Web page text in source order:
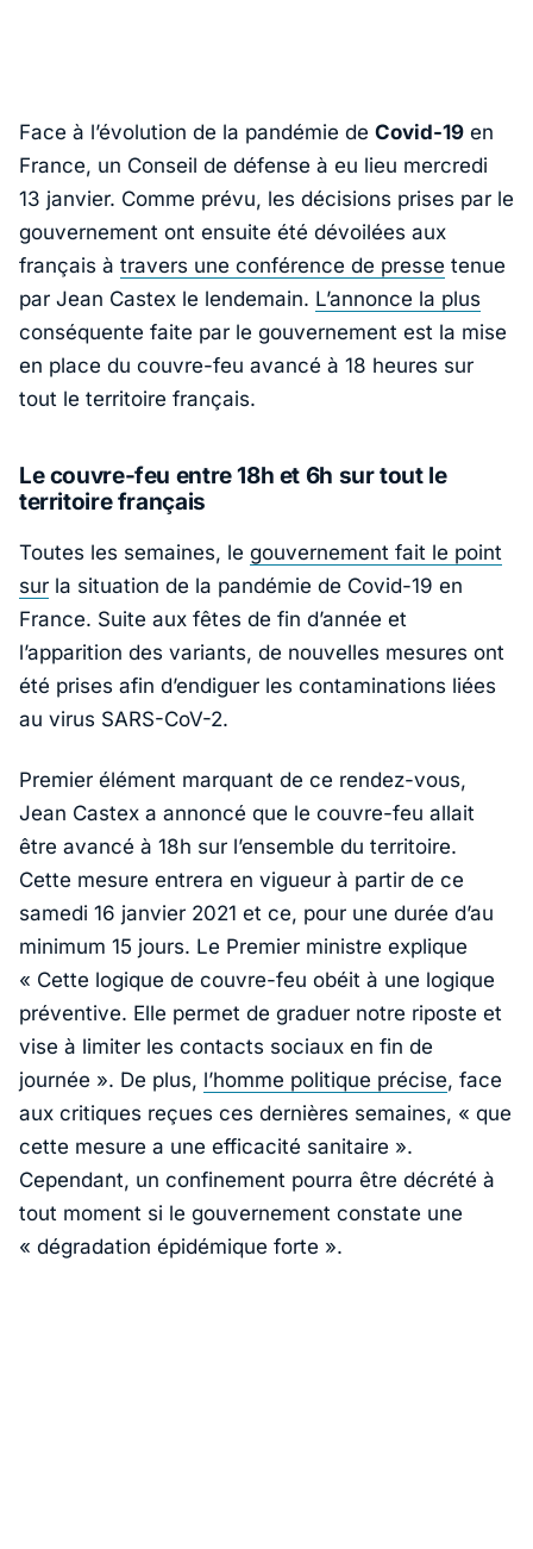
Face à l’évolution de la pandémie de Covid-19 en
France, un Conseil de défense à eu lieu mercredi
13 janvier. Comme prévu, les décisions prises par le
gouvernement ont ensuite été dévoilées aux
français à travers une conférence de presse tenue
par Jean Castex le lendemain. L’annonce la plus
conséquente faite par le gouvernement est la mise
en place du couvre-feu avancé à 18 heures sur
tout le territoire français.
Le couvre-feu entre 18h et 6h sur tout le
territoire français
Toutes les semaines, le gouvernement fait le point
sur la situation de la pandémie de Covid-19 en
France. Suite aux fêtes de fin d’année et
l’apparition des variants, de nouvelles mesures ont
été prises afin d’endiguer les contaminations liées
au virus SARS-CoV-2.
Premier élément marquant de ce rendez-vous,
Jean Castex a annoncé que le couvre-feu allait
être avancé à 18h sur l’ensemble du territoire.
Cette mesure entrera en vigueur à partir de ce
samedi 16 janvier 2021 et ce, pour une durée d’au
minimum 15 jours. Le Premier ministre explique
« Cette logique de couvre-feu obéit à une logique
préventive. Elle permet de graduer notre riposte et
vise à limiter les contacts sociaux en fin de
journée ». De plus, l’homme politique précise, face
aux critiques reçues ces dernières semaines, « que
cette mesure a une efficacité sanitaire ».
Cependant, un confinement pourra être décrété à
tout moment si le gouvernement constate une
« dégradation épidémique forte ».